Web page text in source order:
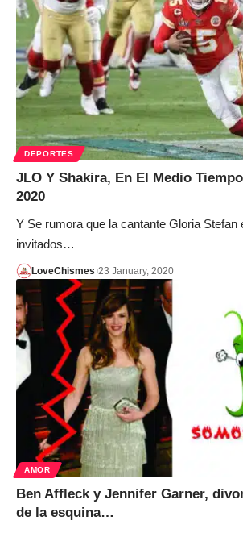
DEPORTES
JLO Y Shakira, En El Medio
2020
Y Se rumora que la cantante Gloria Stefan
invitados…
LoveChismes 23 January, 2020
AMOR
Ben Affleck y Jennifer Garner,
de la esquina…